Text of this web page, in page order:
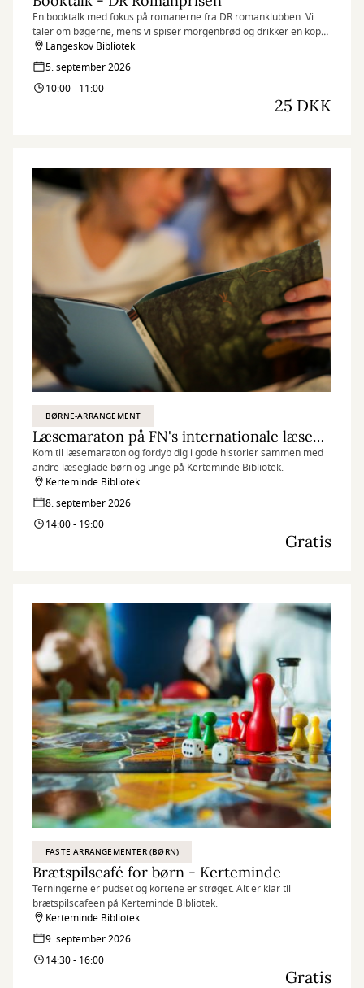
En booktalk med fokus på romanerne fra DR romanklubben. Vi
taler om bøgerne, mens vi spiser morgenbrød og drikker en kop
kaffe.Langeskov Bibliotek
5. september 2026
10:00 - 11:00
25 DKK
BØRNE-ARRANGEMENT
Læsemaraton på FN's internationale læsedag - klar, parat, læs!
Kom til læsemaraton og fordyb dig i gode historier sammen med
andre læseglade børn og unge på Kerteminde Bibliotek.
Kerteminde Bibliotek
8. september 2026
14:00 - 19:00
Gratis
FASTE ARRANGEMENTER (BØRN)
Brætspilscafé for børn - Kerteminde
Terningerne er pudset og kortene er strøget. Alt er klar til
brætspilscafeen på Kerteminde Bibliotek.
Kerteminde Bibliotek
9. september 2026
14:30 - 16:00
Gratis